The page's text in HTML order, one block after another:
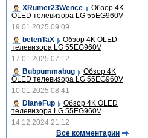
XRumer23Wence
Обзор 4K
OLED телевизора LG 55EG960V
19.01.2025 09:09
betenTaX
Обзор 4K OLED
телевизора LG 55EG960V
17.01.2025 07:12
Bubpummabug
Обзор 4K
OLED телевизора LG 55EG960V
10.01.2025 08:41
DianeFup
Обзор 4K OLED
телевизора LG 55EG960V
14.12.2024 21:12
Все комментарии